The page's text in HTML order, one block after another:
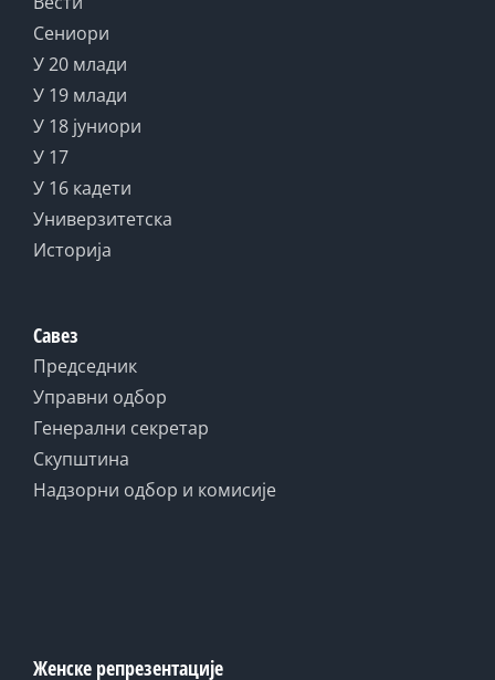
Сениори
У 20 млади
У 19 млади
У 18 јуниори
У 17
У 16 кадети
Универзитетска
Историја
Савез
Председник
Управни одбор
Генерални секретар
Скупштина
Надзорни одбор и комисије
Женске репрезентације